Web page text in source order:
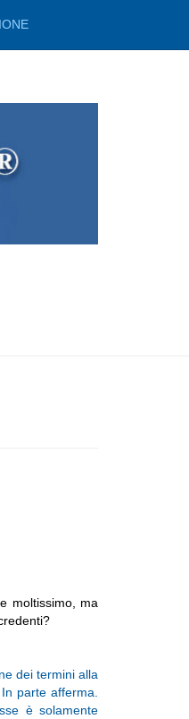
moltissimo, ma
dei termini alla
parte afferma.
è solamente